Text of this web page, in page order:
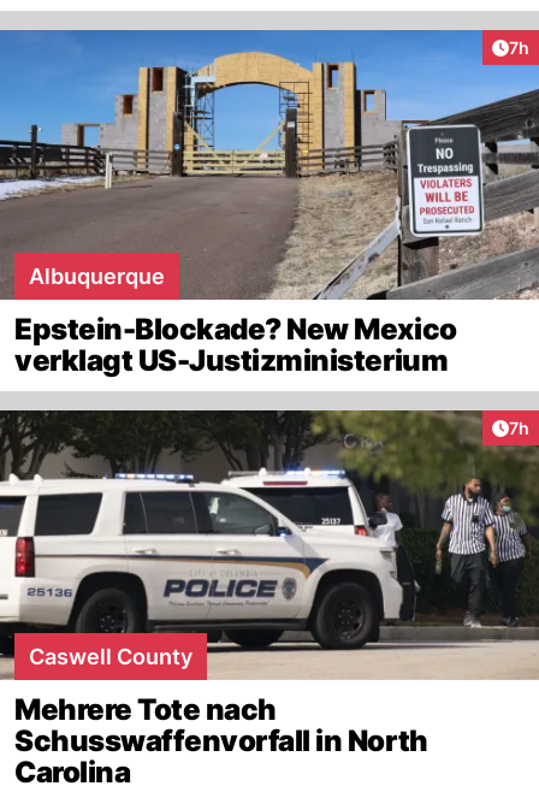
7h
Albuquerque
Epstein-Blockade? New Mexico
verklagt US-Justizministerium
7h
Caswell County
Mehrere Tote nach
Schusswaffenvorfall in North
Carolina